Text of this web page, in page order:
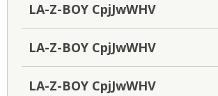
LA-Z-BOY CpjJwWHV
LA-Z-BOY CpjJwWHV
LA-Z-BOY CpjJwWHV